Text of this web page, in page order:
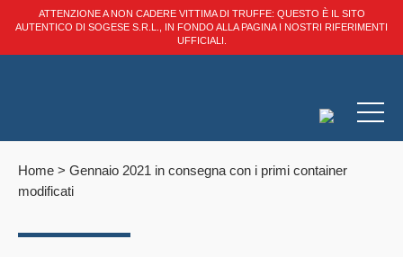
ATTENZIONE A NON CADERE VITTIMA DI TRUFFE: QUESTO È IL SITO
AUTENTICO DI SOGESE S.R.L., IN FONDO ALLA PAGINA I NOSTRI RIFERIMENTI
UFFICIALI.
Home > Gennaio 2021 in consegna con i primi container
modificati